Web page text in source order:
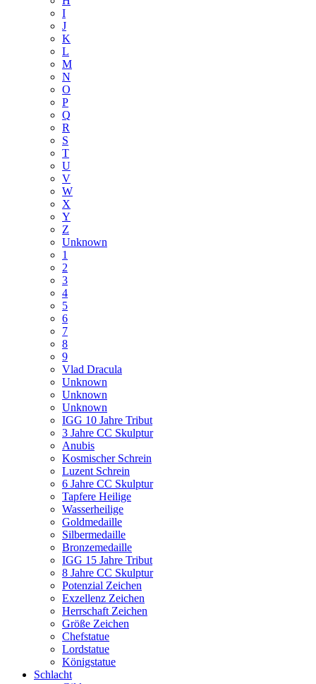
I
J
K
L
M
N
O
P
Q
R
S
T
U
V
W
X
Y
Z
Unknown
1
2
3
4
5
6
7
8
9
Vlad Dracula
Unknown
Unknown
Unknown
IGG 10 Jahre Tribut
3 Jahre CC Skulptur
Anubis
Kosmischer Schrein
Luzent Schrein
6 Jahre CC Skulptur
Tapfere Heilige
Wasserheilige
Goldmedaille
Silbermedaille
Bronzemedaille
IGG 15 Jahre Tribut
8 Jahre CC Skulptur
Potenzial Zeichen
Exzellenz Zeichen
Herrschaft Zeichen
Größe Zeichen
Chefstatue
Lordstatue
Königstatue
Schlacht